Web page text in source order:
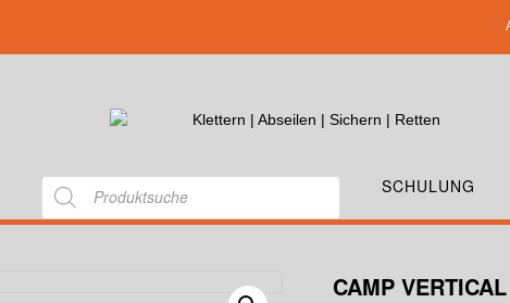
SCHULUNG
CAMP